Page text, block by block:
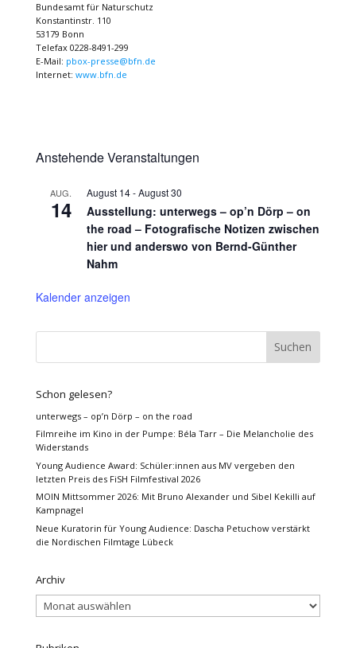
Bundesamt für Naturschutz
Konstantinstr. 110
53179 Bonn
Telefax 0228-8491-299
E-Mail: pbox-presse@bfn.de
Internet: www.bfn.de
Anstehende Veranstaltungen
AUG.
14
August 14-August 30
Ausstellung: unterwegs – op’n Dörp – on
the road – Fotografische Notizen zwischen
hier und anderswo von Bernd-Günther
Nahm
Kalender anzeigen
Schon gelesen?
unterwegs – op’n Dörp – on the road
Filmreihe im Kino in der Pumpe: Béla Tarr – Die Melancholie des
Widerstands
Young Audience Award: Schüler:innen aus MV vergeben den
letzten Preis des FiSH Filmfestival 2026
MOIN Mittsommer 2026: Mit Bruno Alexander und Sibel Kekilli auf
Kampnagel
Neue Kuratorin für Young Audience: Dascha Petuchow verstärkt
die Nordischen Filmtage Lübeck
Archiv
Archiv